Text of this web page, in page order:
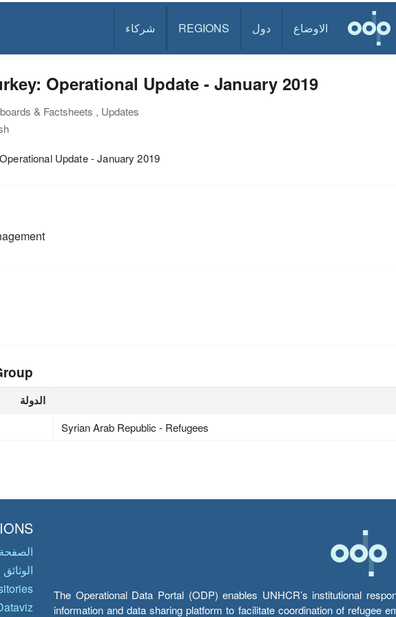
الاوضاع دول REGIONS شركاء
Operational Update - January 2019
& Factsheets , Updates
Update - January 2019
الدولة
Syrian Arab Republic - Refugees
The Operational Data Portal (ODP) enables UNHCR’s institutional
information and data sharing platform to facilitate coordination of refugee
الوثائق